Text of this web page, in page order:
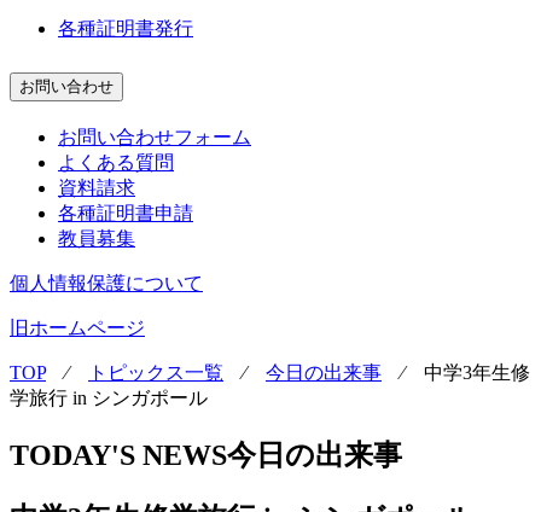
各種証明書発行
お問い合わせ
お問い合わせフォーム
よくある質問
資料請求
各種証明書申請
教員募集
個人情報保護について
旧ホームページ
TOP⁄ トピックス一覧 ⁄ 今日の出来事 ⁄ 中学3年生修
学旅行 in シンガポール
TODAY'S NEWS今日の出来事